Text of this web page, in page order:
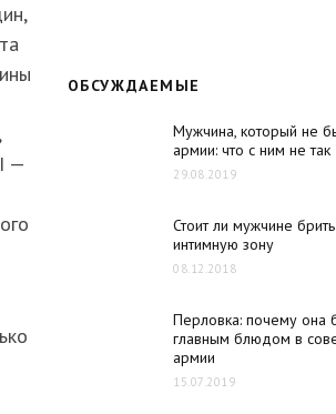
—
ОБСУЖДАЕМЫЕ
Мужчина, который не
армии: что с ним не так
29.08.2019
Стоит ли мужчине брить
интимную зону
08.12.2018
Перловка: почему она
главным блюдом в
армии
15.07.2019